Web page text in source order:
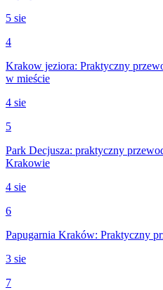
5 sie
4
Krakow jeziora: Praktyczny
w mieście
4 sie
5
Park Decjusza: praktyczny
Krakowie
4 sie
6
Papugarnia Kraków: Praktyczny
3 sie
7